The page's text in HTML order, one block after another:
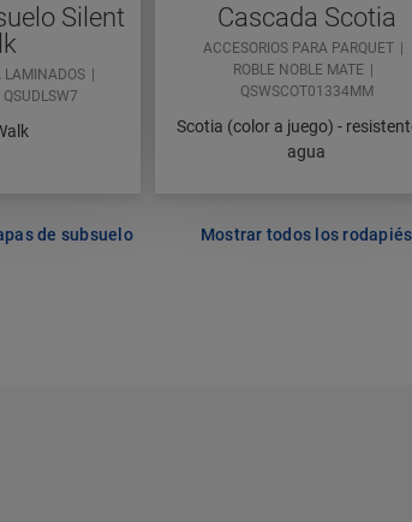
Silent
LAMINADOS
QSUDLSW7
de subsuelo
Cascada Scotia
ACCESORIOS PARA PARQUET
ROBLE NOBLE MATE
QSWSCOT01334MM
Scotia (color a juego) -
agua
Mostrar todos los rodapiés